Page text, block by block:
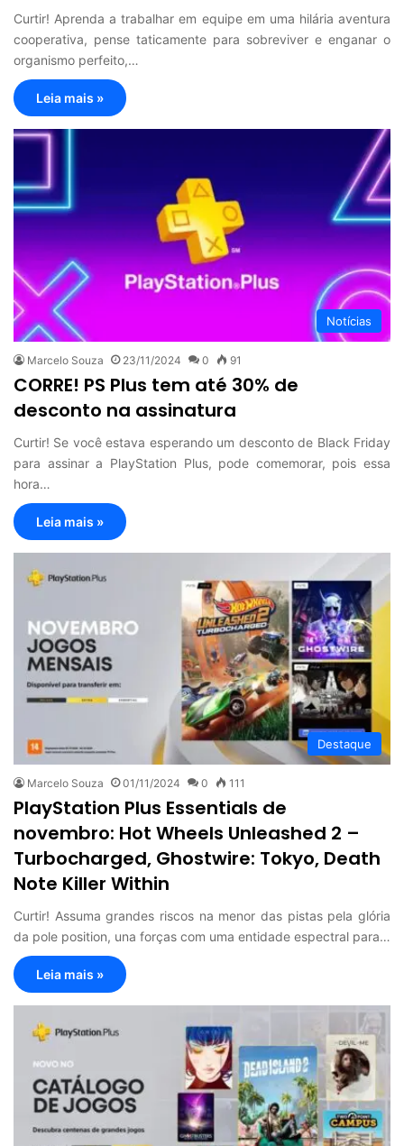
Curtir! Aprenda a trabalhar em equipe em uma hilária aventura
cooperativa, pense taticamente para sobreviver e enganar o
organismo perfeito,…
Leia mais »
Notícias
Marcelo Souza 23/11/2024 0 91
CORRE! PS Plus tem até 30% de
desconto na assinatura
Curtir! Se você estava esperando um desconto de Black Friday
para assinar a PlayStation Plus, pode comemorar, pois essa
hora…
Leia mais »
Destaque
Marcelo Souza 01/11/2024 0 111
PlayStation Plus Essentials de
novembro: Hot Wheels Unleashed 2 –
Turbocharged, Ghostwire: Tokyo, Death
Note Killer Within
Curtir! Assuma grandes riscos na menor das pistas pela glória
da pole position, una forças com uma entidade espectral para…
Leia mais »